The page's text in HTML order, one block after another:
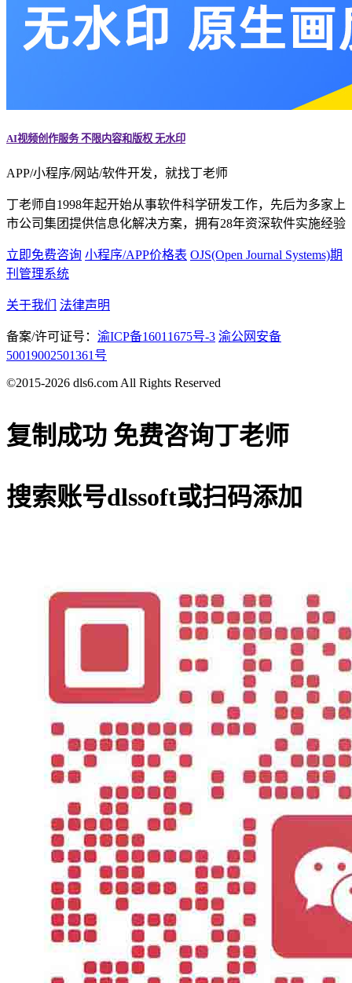
AI视频创作服务 不限内容和版权 无水印
APP/小程序/网站/软件开发，就找丁老师
丁老师自1998年起开始从事软件科学研发工作，先后为多家上
市公司集团提供信息化解决方案，拥有28年资深软件实施经验
立即免费咨询 小程序/APP价格表 OJS(Open Journal Systems)期
刊管理系统
关于我们 法律声明
备案/许可证号： 渝ICP备16011675号-3 渝公网安备
50019002501361号
©2015-2026 dls6.com All Rights Reserved
复制成功 免费咨询丁老师
搜索账号dlssoft或扫码添加